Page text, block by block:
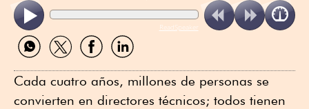
ReadSpeaker
Compartir
por
Compartir
por
Compartir
por
Compartir
por
Cada cuatro años, millones de personas se
convierten en directores técnicos; todos tienen